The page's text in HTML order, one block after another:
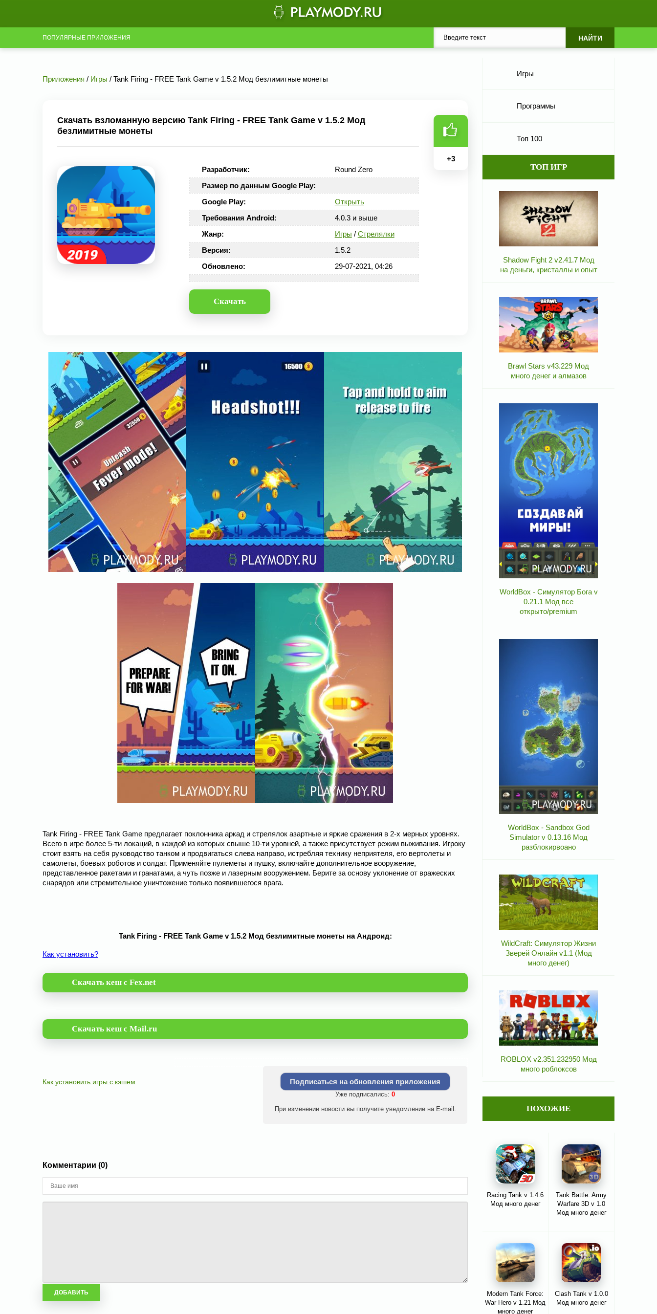
ПОПУЛЯРНЫЕ ПРИЛОЖЕНИЯ
Приложения / Игры / Tank Firing - FREE Tank Game v 1.5.2 Мод безлимитные монеты
Скачать взломанную версию Tank Firing - FREE Tank Game v 1.5.2 Мод
безлимитные монеты
Разработчик:
Round Zero
Размер по данным Google Play:
Google Play:
Открыть
Требования Android:
4.0.3 и выше
Жанр:
Игры / Стрелялки
Версия:
1.5.2
Обновлено:
29-07-2021, 04:26
Скачать
+3
Tank Firing - FREE Tank Game предлагает поклонника аркад и стрелялок азартные и яркие сражения в 2-х мерных уровнях.
Всего в игре более 5-ти локаций, в каждой из которых свыше 10-ти уровней, а также присутствует режим выживания. Игроку
стоит взять на себя руководство танком и продвигаться слева направо, истребляя технику неприятеля, его вертолеты и
самолеты, боевых роботов и солдат. Применяйте пулеметы и пушку, включайте дополнительное вооружение,
представленное ракетами и гранатами, а чуть позже и лазерным вооружением. Берите за основу уклонение от вражеских
снарядов или стремительное уничтожение только появившегося врага.
Tank Firing - FREE Tank Game v 1.5.2 Мод безлимитные монеты на Андроид:
Как установить?
Скачать кеш с Fex.net
Скачать кеш с Mail.ru
Как установить игры с кэшем Подписаться на обновления приложения
Уже подписались: 0
При изменении новости вы получите уведомление на E-mail.
Комментарии (0)
Игры
Программы
Топ 100
ТОП ИГР
Shadow Fight 2 v2.41.7 Мод
на деньги, кристаллы и опыт
Brawl Stars v43.229 Мод
много денег и алмазов
WorldBox - Симулятор Бога v
0.21.1 Мод все
открыто/premium
WorldBox - Sandbox God
Simulator v 0.13.16 Мод
разблокирвоано
WildCraft: Симулятор Жизни
Зверей Онлайн v1.1 (Мод
много денег)
ROBLOX v2.351.232950 Мод
много роблоксов
ПОХОЖИЕ
Racing Tank v 1.4.6
Мод много денег
Tank Battle: Army
Warfare 3D v 1.0
Мод много денег
Modern Tank Force:
War Hero v 1.21 Мод
много денег
Clash Tank v 1.0.0
Мод много денег